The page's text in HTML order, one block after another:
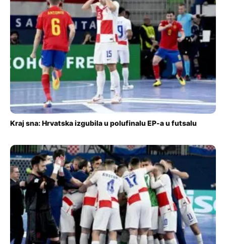
Kraj sna: Hrvatska izgubila u polufinalu EP-a u futsalu